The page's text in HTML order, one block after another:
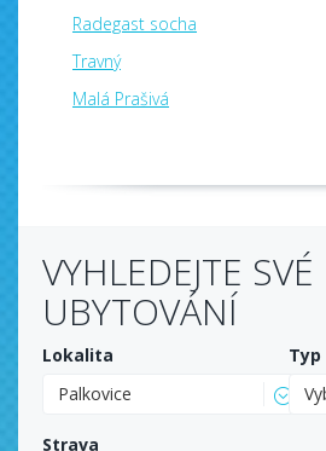
Radegast socha
Travný
Malá Prašivá
VYHLEDEJTE SVÉ
UBYTOVÁNÍ
Lokalita
Palkovice
Strava